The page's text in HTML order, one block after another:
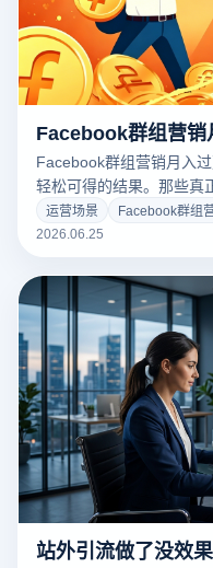
Facebook群组营销月入
轻松可得的结果。那些真
育到变现的完整系统，而
Facebook群组营销月入
运营场景 Facebook群组
2026.06.25
站外引流做了没效